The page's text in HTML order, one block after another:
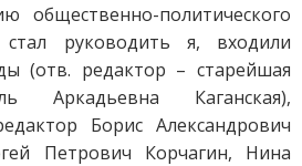
общественно-политического
руководить я, входили
(отв. редактор – старейшая
Аркадьевна Каганская),
Борис Александрович
Петрович Корчагин, Нина